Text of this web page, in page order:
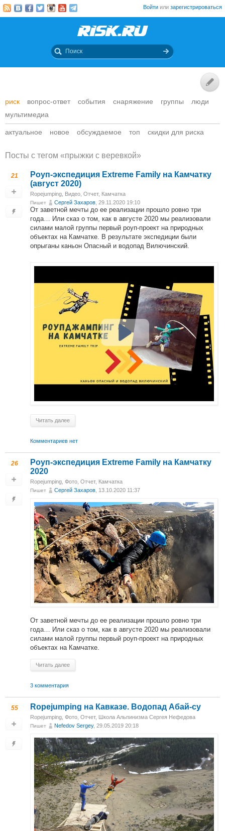
Войти или зарегистрироваться
риск вопрос-ответ события снаряжение группы
люди
мультимедиа
актуальное новое обсуждаемое топ скидки для риска
Посты c тегом «прыжки с веревкой»
21
Роуп-экспедиция Extreme Family на Камчатку
(август 2020)
Ropejumping Видео Отчет, Камчатка
Пишет Сергей Захаров , 29.11.2020 19:10
От заветной мечты до ее реализации прошло ровно три
года… Или сказ о том, как в августе 2020 мы реализовали
силами малой группы первый роуп-проект на природных
объектах на Камчатке. В результате экспедиции были
опрыганы каньон Опасный и водопад Вилючинский.
Читать далее
Комментариев нет
26
Роуп-экспедиция Extreme Family на Камчатку
2020
Ropejumping Фото Отчет, Камчатка
Пишет Сергей Захаров , 13.10.2020 11:37
От заветной мечты до ее реализации прошло ровно три
года… Или сказ о том, как в августе 2020 мы реализовали
силами малой группы первый роуп-проект на природных
объектах на Камчатке.
Читать далее
3 комментария
55 Ropejumping на Кавказе. Водопад Абай-су
Ropejumping Фото Отчет, Школа Альпинизма Сергея Нефедова
Пишет Nefedov Sergey, 29.05.2019 20:18